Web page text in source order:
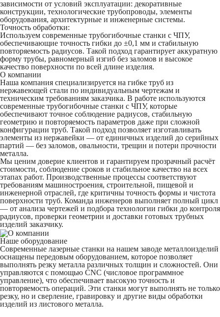
зависимости от условий эксплуатации: декоративные
конструкции, технологические трубопроводы, элементы
оборудования, архитектурные и инженерные системы.
Точность обработки:
Используем современные трубогибочные станки с ЧПУ,
обеспечивающие точность гибки до ±0,1 мм и стабильную
повторяемость радиусов. Такой подход гарантирует аккуратную
форму трубы, равномерный изгиб без заломов и высокое
качество поверхности по всей длине изделия.
О компании
Наша компания специализируется на гибке труб из
нержавеющей стали по индивидуальным чертежам и
техническим требованиям заказчика. В работе используются
современные трубогибочные станки с ЧПУ, которые
обеспечивают точное соблюдение радиусов, стабильную
геометрию и повторяемость параметров даже при сложной
конфигурации труб. Такой подход позволяет изготавливать
элементы из нержавейки — от единичных изделий до серийных
партий — без заломов, овальности, трещин и потери прочности
металла.
Мы ценим доверие клиентов и гарантируем прозрачный расчёт
стоимости, соблюдение сроков и стабильное качество на всех
этапах работ. Производственные процессы соответствуют
требованиям машиностроения, строительной, пищевой и
инженерной отраслей, где критичны точность формы и чистота
поверхности труб. Команда инженеров выполняет полный цикл
— от анализа чертежей и подбора технологии гибки до контроля
радиусов, проверки геометрии и доставки готовых трубных
изделий заказчику.
Наше оборудование
Современные лазерные станки на нашем заводе металлоизделий
оснащены передовым оборудованием, которое позволяет
выполнять резку металла различных толщин и сложностей. Они
управляются с помощью CNC (числовое программное
управление), что обеспечивает высокую точность и
повторяемость операций. Эти станки могут выполнять не только
резку, но и сверление, гравировку и другие виды обработки
изделий из листового металла.